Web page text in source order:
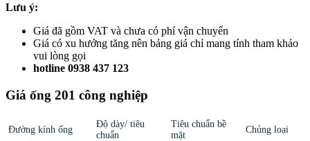
Lưu ý:
Giá đã gồm VAT và chưa có phí vận chuyển
Giá có xu hướng tăng nên bảng giá chỉ mang tính tham khảo
vui lòng gọi
hotline 0938 437 123
Giá ống 201 công nghiệp
Đường kính ống
Độ dày/ tiêu
chuẩn
Tiêu chuẩn bề
mặt
Chủng loại